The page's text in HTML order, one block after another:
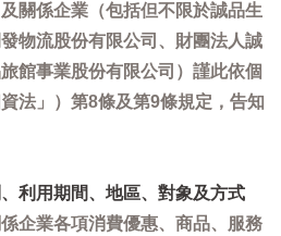
關係企業（包括但不限於誠品生
物流股份有限公司、財團法人誠
館事業股份有限公司）謹此依個
法」）第8條及第9條規定，告知
利用期間、地區、對象及方式
企業各項消費優惠、商品、服務